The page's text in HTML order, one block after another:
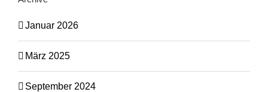
Januar 2026
März 2025
September 2024